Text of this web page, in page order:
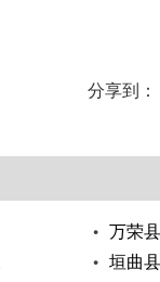
分享到：
万荣
垣曲